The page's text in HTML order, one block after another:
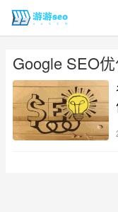
Google SEO